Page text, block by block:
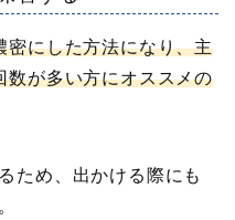
密にした方法になり、主
数が多い方にオススメの
ため、出かける際にも